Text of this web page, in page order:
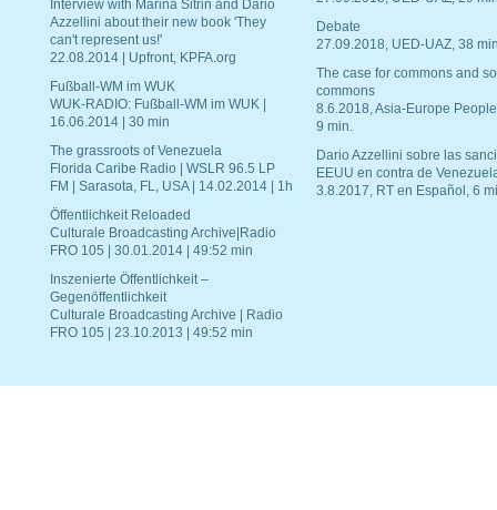
Interview with Marina Sitrin and Dario
Azzellini about their new book 'They
can't represent us!'
22.08.2014 | Upfront, KPFA.org
Fußball-WM im WUK
WUK-RADIO: Fußball-WM im WUK |
16.06.2014 | 30 min
The grassroots of Venezuela
Florida Caribe Radio | WSLR 96.5 LP
FM | Sarasota, FL, USA | 14.02.2014 | 1h
Öffentlichkeit Reloaded
Culturale Broadcasting Archive|Radio
FRO 105 | 30.01.2014 | 49:52 min
Inszenierte Öffentlichkeit –
Gegenöffentlichkeit
Culturale Broadcasting Archive | Radio
FRO 105 | 23.10.2013 | 49:52 min
Debate
27.09.2018, UED-UAZ, 38
The case for commons and
commons
8.6.2018, Asia-Europe
9 min.
Dario Azzellini sobre las
EEUU en contra de
3.8.2017, RT en Español, 6